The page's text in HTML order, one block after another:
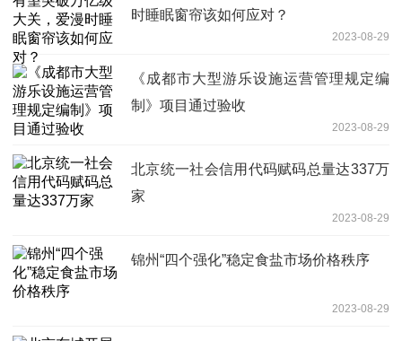
时睡眠窗帘该如何应对？
2023-08-29
《成都市大型游乐设施运营管理规定编
制》项目通过验收
2023-08-29
北京统一社会信用代码赋码总量达337万
家
2023-08-29
锦州“四个强化”稳定食盐市场价格秩序
2023-08-29